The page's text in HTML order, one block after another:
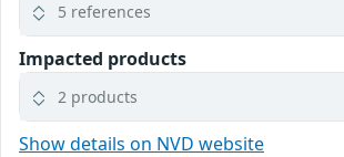
5 references
Impacted products
2 products
Show details on NVD website